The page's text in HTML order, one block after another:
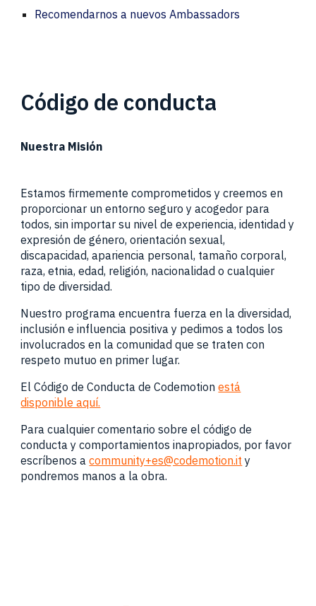
Recomendarnos a nuevos Ambassadors
Código de conducta
Nuestra Misión
Estamos firmemente comprometidos y creemos en
proporcionar un entorno seguro y acogedor para
todos, sin importar su nivel de experiencia, identidad y
expresión de género, orientación sexual,
discapacidad, apariencia personal, tamaño corporal,
raza, etnia, edad, religión, nacionalidad o cualquier
tipo de diversidad.
Nuestro programa encuentra fuerza en la diversidad,
inclusión e influencia positiva y pedimos a todos los
involucrados en la comunidad que se traten con
respeto mutuo en primer lugar.
El Código de Conducta de Codemotionestá
disponible aquí.
Para cualquier comentario sobre el código de
conducta y comportamientos inapropiados, por favor
escríbenos acommunity+es@codemotion.it y
pondremos manos a la obra.